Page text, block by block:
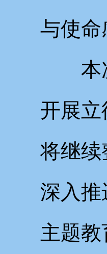
与使命
本
开展
将继续
深入推
主题